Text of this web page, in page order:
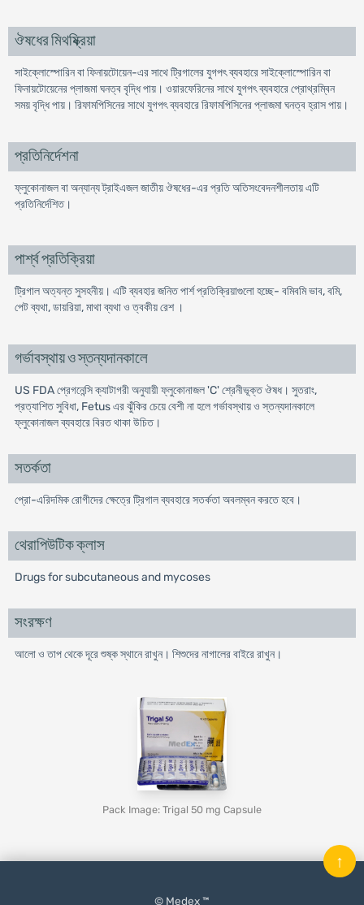
ঔষধের মিথষ্ক্রিয়া
সাইক্লোস্পোরিন বা ফিনায়টোয়েন-এর সাথে ট্রিগালের যুগপৎ ব্যবহারে সাইক্লোস্পোরিন বা
ফিনায়টোয়েনের প্লাজমা ঘনত্ব বৃদ্ধি পায়। ওয়ারফেরিনের সাথে যুগপৎ ব্যবহারে প্রোথ্রম্বিন
সময় বৃদ্ধি পায়। রিফামপিসিনের সাথে যুগপৎ ব্যবহারে রিফামপিসিনের প্লাজমা ঘনত্ব হ্রাস পায়।
প্রতিনির্দেশনা
ফ্লুকোনাজল বা অন্যান্য ট্রাইএজল জাতীয় ঔষধের-এর প্রতি অতিসংবেদনশীলতায় এটি
প্রতিনির্দেশিত।
পার্শ্ব প্রতিক্রিয়া
ট্রিগাল অত্যন্ত সুসহনীয়। এটি ব্যবহার জনিত পার্শ প্রতিক্রিয়াগুলো হচ্ছে- বমিবমি ভাব, বমি,
পেট ব্যথা, ডায়রিয়া, মাথা ব্যথা ও ত্বকীয় রেশ ।
গর্ভাবস্থায় ও স্তন্যদানকালে
US FDA প্রেগনেন্সি ক্যাটাগরী অনুযায়ী ফ্লুকোনাজল 'C' শ্রেনীভূক্ত ঔষধ। সুতরাং,
প্রত্যাশিত সুবিধা, Fetus এর ঝুঁকির চেয়ে বেশী না হলে গর্ভাবস্থায় ও স্তন্যদানকালে
ফ্লুকোনাজল ব্যবহারে বিরত থাকা উচিত।
সতর্কতা
প্রো-এরিদমিক রোগীদের ক্ষেত্রে ট্রিগাল ব্যবহারে সতর্কতা অবলম্বন করতে হবে।
থেরাপিউটিক ক্লাস
Drugs for subcutaneous and mycoses
সংরক্ষণ
আলো ও তাপ থেকে দূরে শুষ্ক স্থানে রাখুন। শিশুদের নাগালের বাইরে রাখুন।
Pack Image: Trigal 50 mg Capsule
© Medex ™
↑